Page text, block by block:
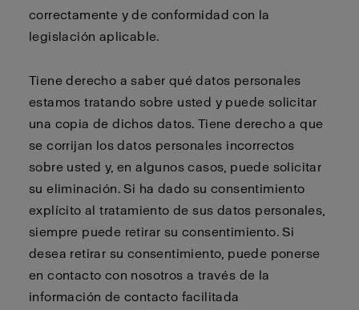
correctamente y de conformidad con la
legislación aplicable.
Tiene derecho a saber qué datos personales
estamos tratando sobre usted y puede solicitar
una copia de dichos datos. Tiene derecho a que
se corrijan los datos personales incorrectos
sobre usted y, en algunos casos, puede solicitar
su eliminación. Si ha dado su consentimiento
explícito al tratamiento de sus datos personales,
siempre puede retirar su consentimiento. Si
desea retirar su consentimiento, puede ponerse
en contacto con nosotros a través de la
información de contacto facilitada